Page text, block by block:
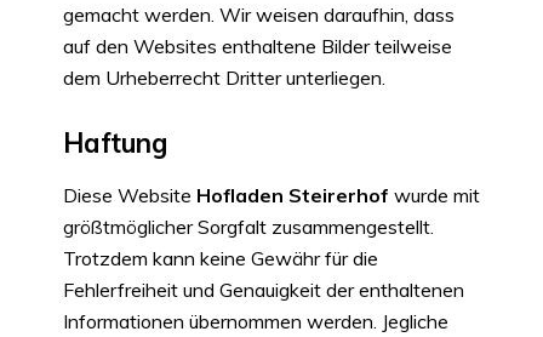
gemacht werden. Wir weisen daraufhin, dass
auf den Websites enthaltene Bilder teilweise
dem Urheberrecht Dritter unterliegen.
Haftung
Diese Website Hofladen Steirerhof wurde mit
größtmöglicher Sorgfalt zusammengestellt.
Trotzdem kann keine Gewähr für die
Fehlerfreiheit und Genauigkeit der enthaltenen
Informationen übernommen werden. Jegliche